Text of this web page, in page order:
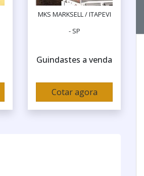
MKS MARKSELL / ITAPEVI
- SP
Guindastes a venda
Cotar agora